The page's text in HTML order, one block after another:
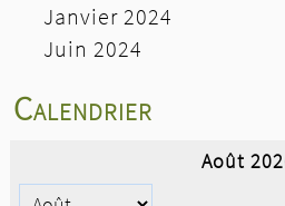
Janvier 2024
Juin 2024
Calendrier